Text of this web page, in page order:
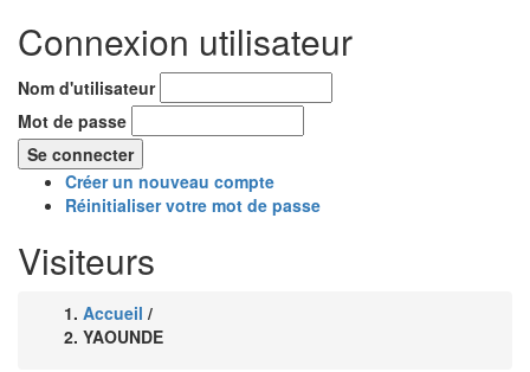
Connexion utilisateur
Nom d'utilisateur
Mot de passe
Créer un nouveau compte
Réinitialiser votre mot de passe
Visiteurs
Fil
Accueil /
YAOUNDE